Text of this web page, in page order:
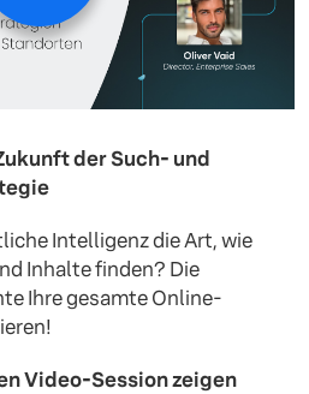
der Such- und
Intelligenz die Art, wie
Inhalte finden? Die
Ihre gesamte Online-
Video-Session zeigen